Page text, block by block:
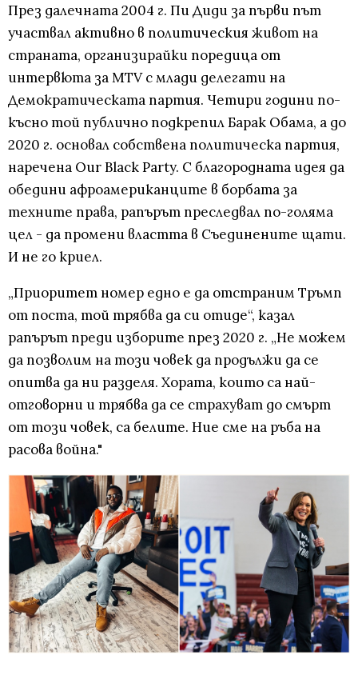
През далечната 2004 г. Пи Диди за първи път
участвал активно в политическия живот на
страната, организирайки поредица от
интервюта за MTV с млади делегати на
Демократическата партия. Четири години по-
късно той публично подкрепил Барак Обама, а до
2020 г. основал собствена политическа партия,
наречена Our Black Party. С благородната идея да
обедини афроамериканците в борбата за
техните права, рапърът преследвал по-голяма
цел - да промени властта в Съединените щати.
И не го криел.
„Приоритет номер едно е да отстраним Тръмп
от поста, той трябва да си отиде“, казал
рапърът преди изборите през 2020 г. „Не можем
да позволим на този човек да продължи да се
опитва да ни разделя. Хората, които са най-
отговорни и трябва да се страхуват до смърт
от този човек, са белите. Ние сме на ръба на
расова война."